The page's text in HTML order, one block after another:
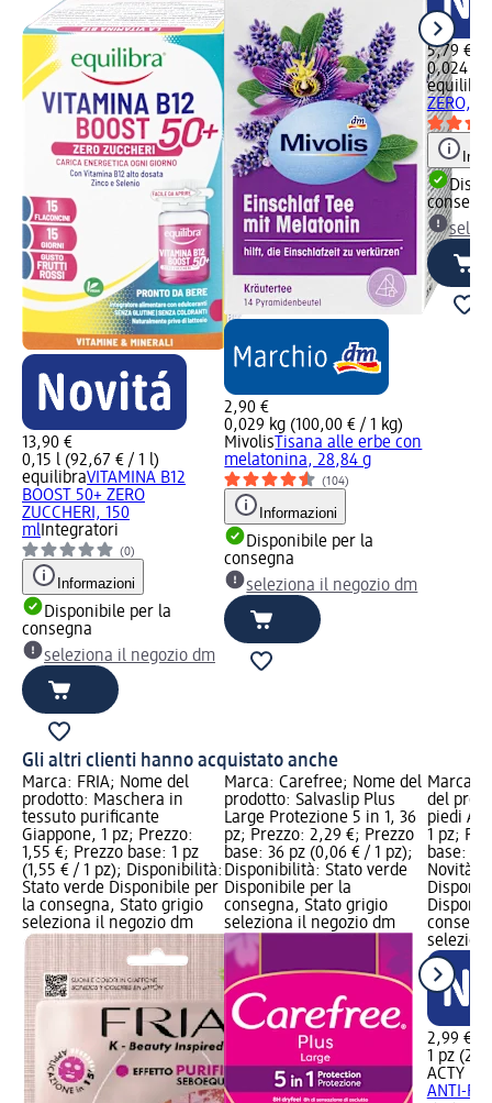
13,90 €
0,15 l (92,67 € / 1 l)
equilibraVITAMINA B12
BOOST 50+ ZERO
ZUCCHERI, 150
mlIntegratori
(0)
Informazioni
Disponibile per la
consegna
seleziona il negozio dm
2,90 €
0,029 kg (100,00 € / 1 kg)
Mivolis Tisana alle erbe con
melatonina, 28,84 g
(104)
Informazioni
Disponibile per la
consegna
seleziona il negozio dm
5,79 €
0,024 kg
equilibra
ZERO,
Gli altri clienti hanno acquistato anche
Marca: FRIA; Nome del
prodotto: Maschera in
tessuto purificante
Giappone, 1 pz; Prezzo:
1,55 €; Prezzo base: 1 pz
(1,55 € / 1 pz); Disponibilità:
Stato verde Disponibile per
la consegna, Stato grigio
seleziona il negozio dm
Marca: Carefree; Nome del
prodotto: Salvaslip Plus
Large Protezione 5 in 1, 36
pz; Prezzo: 2,29 €; Prezzo
base: 36 pz (0,06 € / 1 pz);
Disponibilità: Stato verde
Disponibile per la
consegna, Stato grigio
seleziona il negozio dm
Marca:
del
piedi
1 pz;
base: 1
Novità
2,99 €
1 pz
ACTY
ANTI-